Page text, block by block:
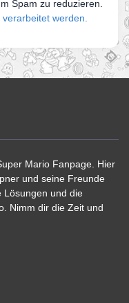
Spam zu reduzieren.
werden.
Mario Fanpage. Hier
und seine Freunde
Lösungen und die
Nimm dir die Zeit und